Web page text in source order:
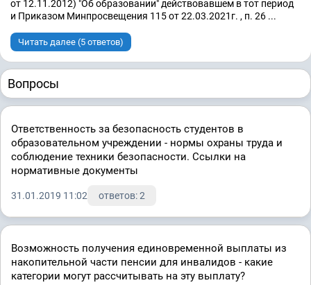
от 12.11.2012) "Об образовании" действовавшем в тот период
и Приказом Минпросвещения 115 от 22.03.2021г. , п. 26 ...
Читать далее (5 ответов)
Вопросы
Ответственность за безопасность студентов в
образовательном учреждении - нормы охраны труда и
соблюдение техники безопасности. Ссылки на
нормативные документы
31.01.2019 11:02 ответов: 2
Возможность получения единовременной выплаты из
накопительной части пенсии для инвалидов - какие
категории могут рассчитывать на эту выплату?